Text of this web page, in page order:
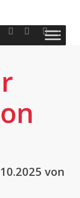
facebookyoutubeinstagram
von